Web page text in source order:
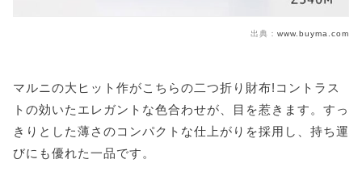
出典： www.buyma.com
マルニの大ヒット作がこちらの二つ折り財布!コントラス
トの効いたエレガントな色合わせが、目を惹きます。すっ
きりとした薄さのコンパクトな仕上がりを採用し、持ち運
びにも優れた一品です。